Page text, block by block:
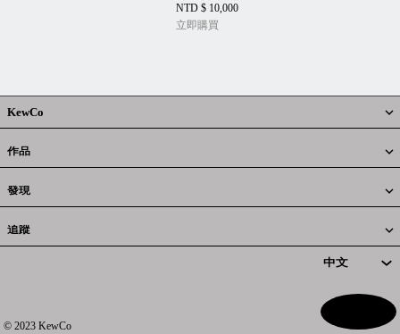
NTD $ 10,000
立即購買
KewCo
作品
發現
追蹤
© 2023 KewCo